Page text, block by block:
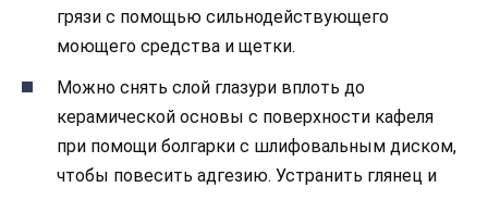
грязи с помощью сильнодействующего
моющего средства и щетки.
Можно снять слой глазури вплоть до
керамической основы с поверхности кафеля
при помощи болгарки с шлифовальным диском,
чтобы повесить адгезию. Устранить глянец и